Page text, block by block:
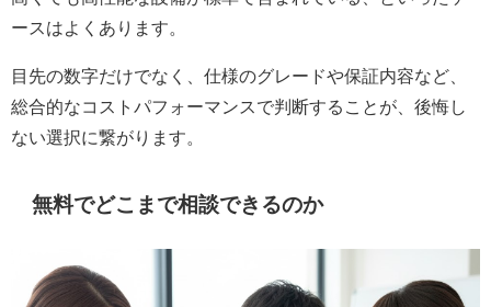
ースはよくあります。
目先の数字だけでなく、仕様のグレードや保証内容など、
総合的なコストパフォーマンスで判断することが、後悔し
ない選択に繋がります。
無料でどこまで相談できるのか